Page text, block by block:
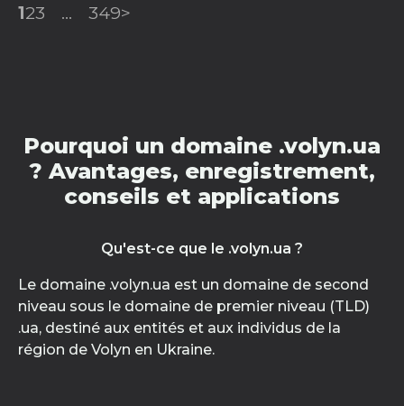
123 ... 349>
Pourquoi un domaine .volyn.ua
? Avantages, enregistrement,
conseils et applications
Qu'est-ce que le .volyn.ua ?
Le domaine .volyn.ua est un domaine de second
niveau sous le domaine de premier niveau (TLD)
.ua, destiné aux entités et aux individus de la
région de Volyn en Ukraine.